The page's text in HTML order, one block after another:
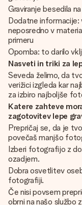
Graviranje besedila
Dodatne informacije:
neposredno v
primeru
Opomba: to darilo
Nasveti in triki za
Seveda želimo, da
verižici izgleda kar
za izbiro najboljše
Katere zahteve
zagotovitev lepe
Prepričaj se, da je
povečaš manjšo
Izberi fotografijo z
ozadjem.
Dobra osvetlitev
fotografiji.
Če nisi povsem
obrni na našo službo